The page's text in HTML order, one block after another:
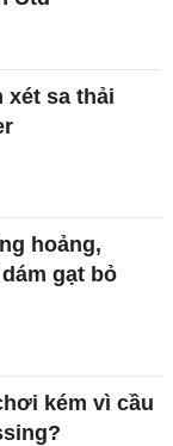
xét sa thải
hoảng,
gạt bỏ
kém vì cầu